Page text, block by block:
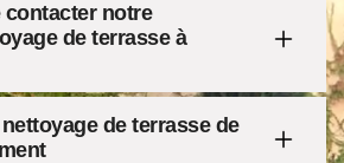
notre
de terrasse à
de terrasse de